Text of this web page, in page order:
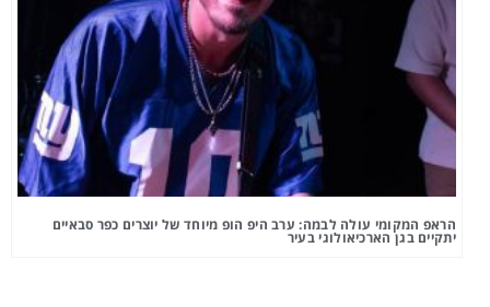
הראפ המקומי עולה לבמה: ערב היפ הופ מיוחד של יוצרים כפר סבאיים
יתקיים בגן הארכיאולוגי בעיר